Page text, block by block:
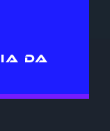
DA